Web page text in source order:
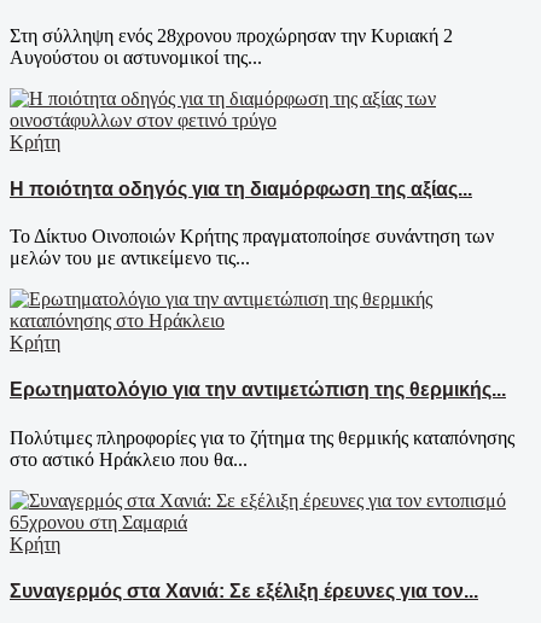
Στη σύλληψη ενός 28χρονου προχώρησαν την Κυριακή 2
Αυγούστου οι αστυνομικοί της...
Κρήτη
Η ποιότητα οδηγός για τη διαμόρφωση της αξίας...
Το Δίκτυο Οινοποιών Κρήτης πραγματοποίησε συνάντηση των
μελών του με αντικείμενο τις...
Κρήτη
Ερωτηματολόγιο για την αντιμετώπιση της θερμικής...
Πολύτιμες πληροφορίες για το ζήτημα της θερμικής καταπόνησης
στο αστικό Ηράκλειο που θα...
Κρήτη
Συναγερμός στα Χανιά: Σε εξέλιξη έρευνες για τον...